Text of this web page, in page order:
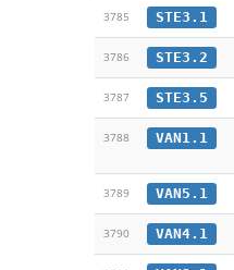
3785 STE3.1
3786 STE3.2
3787 STE3.5
3788 VAN1.1
3789 VAN5.1
3790 VAN4.1